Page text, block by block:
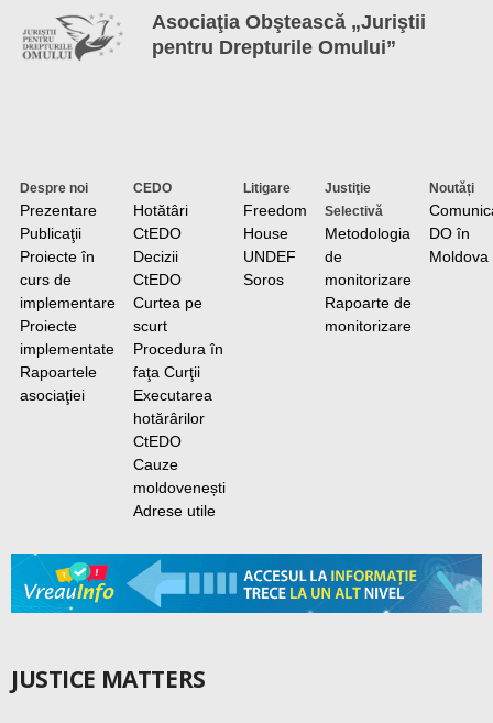
Asociaţia Obştească „Juriştii
pentru Drepturile Omului”
Despre noi
Prezentare
Publicaţii
Proiecte în
curs de
implementare
Proiecte
implementate
Rapoartele
asociaţiei
CEDO
Hotătâri
CtEDO
Decizii
CtEDO
Curtea pe
scurt
Procedura în
faţa Curţii
Executarea
hotărârilor
CtEDO
Cauze
moldovenești
Adrese utile
Litigare
Freedom
House
UNDEF
Soros
Justiţie
Selectivă
Metodologia
de
monitorizare
Rapoarte de
monitorizare
Noutăți
DO în
Moldova
JUSTICE MATTERS